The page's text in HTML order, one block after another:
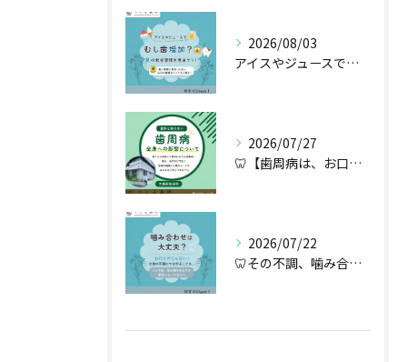
2026/08/03
アイスやジュースでむし歯増加？🦷
2026/07/27
🦷【歯周病は、お口だけの病気ではないかもしれません】🌿
2026/07/22
🦷その不調、噛み合わせが原因かもしれません🦷